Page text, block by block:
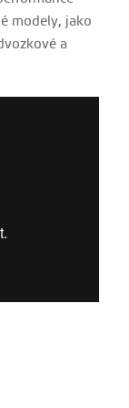
modely, jako
a